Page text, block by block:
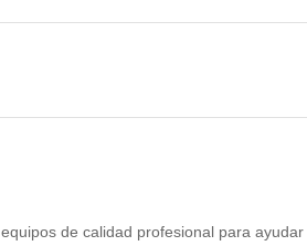
de calidad profesional para